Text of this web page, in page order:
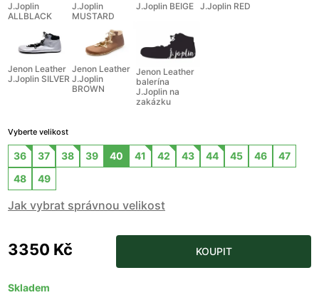
J.Joplin
ALLBLACK
J.Joplin
MUSTARD
J.Joplin BEIGE J.Joplin RED
Jenon Leather
J.Joplin SILVER
Jenon Leather
J.Joplin
BROWN
Jenon Leather
balerína
J.Joplin na
zakázku
Vyberte velikost
36 37 38 39 40 41 42 43 44 45 46
47
48
49
Jak vybrat správnou velikost
3350 Kč KOUPIT
Skladem